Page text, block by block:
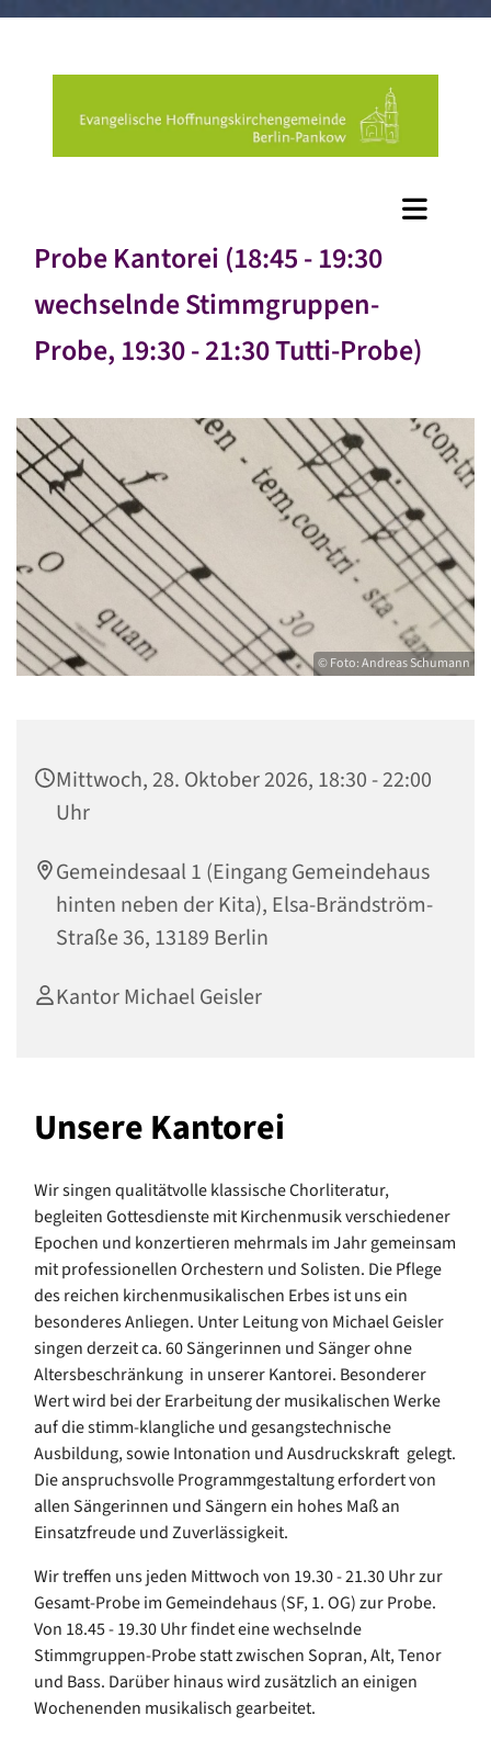
Probe Kantorei (18:45 - 19:30
wechselnde Stimmgruppen-
Probe, 19:30 - 21:30 Tutti-Probe)
© Foto: Andreas Schumann
Mittwoch, 28. Oktober 2026, 18:30 - 22:00
Uhr
Gemeindesaal 1 (Eingang Gemeindehaus
hinten neben der Kita), Elsa-Brändström-
Straße 36, 13189 Berlin
Kantor Michael Geisler
Unsere Kantorei
Wir singen qualitätvolle klassische Chorliteratur,
begleiten Gottesdienste mit Kirchenmusik verschiedener
Epochen und konzertieren mehrmals im Jahr gemeinsam
mit professionellen Orchestern und Solisten. Die Pflege
des reichen kirchenmusikalischen Erbes ist uns ein
besonderes Anliegen. Unter Leitung von Michael Geisler
singen derzeit ca. 60 Sängerinnen und Sänger ohne
Altersbeschränkung in unserer Kantorei. Besonderer
Wert wird bei der Erarbeitung der musikalischen Werke
auf die stimm-klangliche und gesangstechnische
Ausbildung, sowie Intonation und Ausdruckskraft gelegt.
Die anspruchsvolle Programmgestaltung erfordert von
allen Sängerinnen und Sängern ein hohes Maß an
Einsatzfreude und Zuverlässigkeit.
Wir treffen uns jeden Mittwoch von 19.30 - 21.30 Uhr zur
Gesamt-Probe im Gemeindehaus (SF, 1. OG) zur Probe.
Von 18.45 - 19.30 Uhr findet eine wechselnde
Stimmgruppen-Probe statt zwischen Sopran, Alt, Tenor
und Bass. Darüber hinaus wird zusätzlich an einigen
Wochenenden musikalisch gearbeitet.